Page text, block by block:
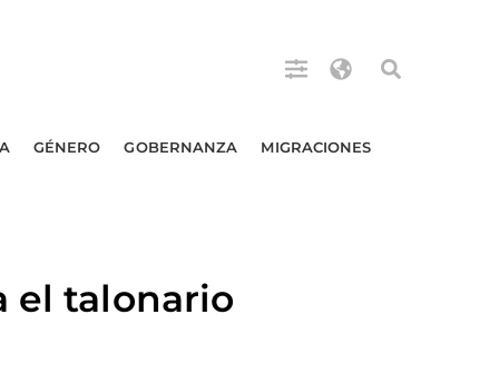
GÉNERO GOBERNANZA MIGRACIONES
el talonario